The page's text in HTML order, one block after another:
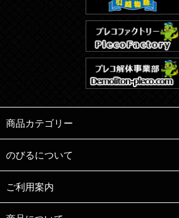
商品カテゴリー
のびるについて
ご利用案内
Copyright (C)e-nobiru All right